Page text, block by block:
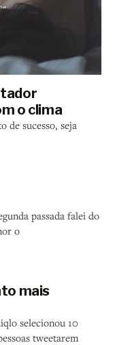
o clima
de sucesso, seja
passada falei do
o
mais
selecionou 10
tweetarem